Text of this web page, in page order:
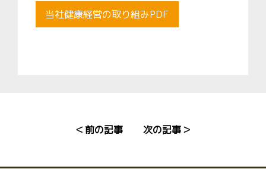
当社健康経営の取り組みPDF
前の記事 次の記事